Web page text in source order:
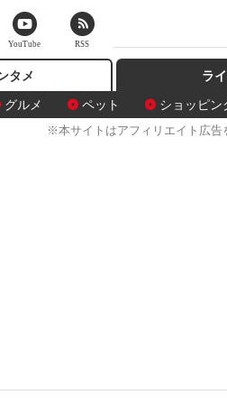
タメ
ラ
グルメ
ペット ショッピン
※本サイトはアフィリエイト広告
YouTube RSS